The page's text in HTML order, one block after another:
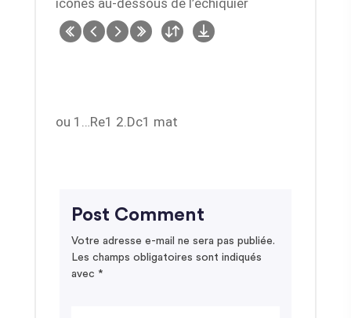
icônes au-dessous de l’échiquier
ou 1…Re1 2.Dc1 mat
Post Comment
Votre adresse e-mail ne sera pas publiée.
Les champs obligatoires sont indiqués
avec *